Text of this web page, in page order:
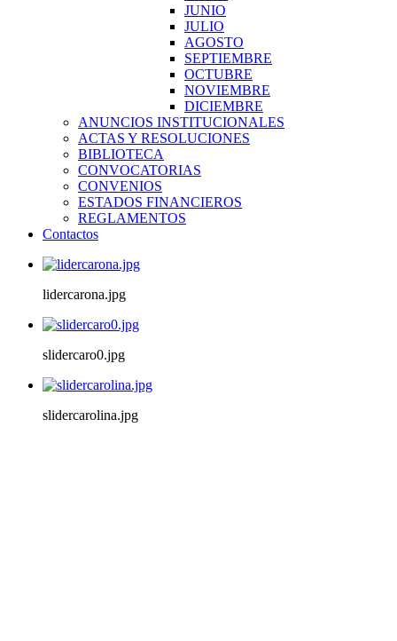
JUNIO
JULIO
AGOSTO
SEPTIEMBRE
OCTUBRE
NOVIEMBRE
DICIEMBRE
ANUNCIOS INSTITUCIONALES
ACTAS Y RESOLUCIONES
BIBLIOTECA
CONVOCATORIAS
CONVENIOS
ESTADOS FINANCIEROS
REGLAMENTOS
Contactos
lidercarona.jpg
slidercaro0.jpg
slidercarolina.jpg